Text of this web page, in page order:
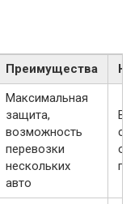
Преимущества
Максимальная
защита,
возможность
перевозки
нескольких
авто
по